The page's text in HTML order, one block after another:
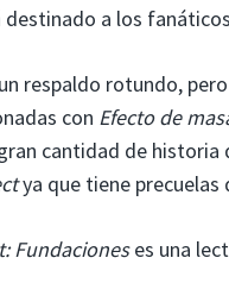
destinado a los
respaldo rotundo,
con Efecto de
cantidad de historia
ya que tiene precuelas
Fundacioneses una